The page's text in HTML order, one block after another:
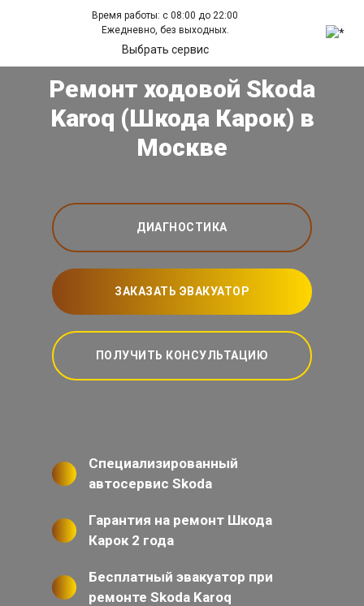
Время работы: с 08:00 до 22:00
Ежедневно, без выходных.
Выбрать сервис
Ремонт ходовой Skoda
Karoq (Шкода Карок) в
Москве
ДИАГНОСТИКА
ЗАКАЗАТЬ ЭВАКУАТОР
ПОЛУЧИТЬ КОНСУЛЬТАЦИЮ
Специализированный
автосервис Skoda
Гарантия на ремонт Шкода
Карок 2 года
Бесплатный эвакуатор при
ремонте Skoda Karoq